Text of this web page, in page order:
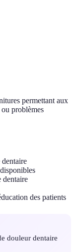
permettant aux
problèmes
dentaire
des patients
douleur dentaire